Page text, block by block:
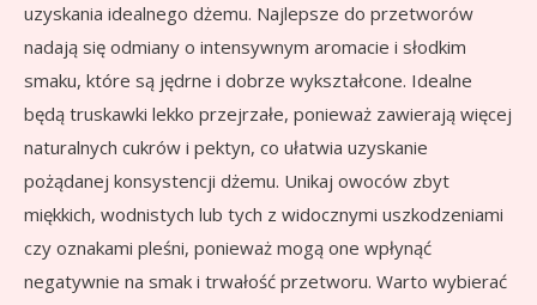
uzyskania idealnego dżemu. Najlepsze do przetworów
nadają się odmiany o intensywnym aromacie i słodkim
smaku, które są jędrne i dobrze wykształcone. Idealne
będą truskawki lekko przejrzałe, ponieważ zawierają więcej
naturalnych cukrów i pektyn, co ułatwia uzyskanie
pożądanej konsystencji dżemu. Unikaj owoców zbyt
miękkich, wodnistych lub tych z widocznymi uszkodzeniami
czy oznakami pleśni, ponieważ mogą one wpłynąć
negatywnie na smak i trwałość przetworu. Warto wybierać